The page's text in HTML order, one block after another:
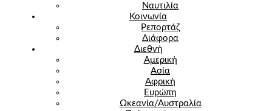
Ναυτιλία
Κοινωνία
Ρεπορτάζ
Διάφορα
Διεθνή
Αμερική
Ασία
Αφρική
Ευρώπη
Ωκεανία/Αυστραλία